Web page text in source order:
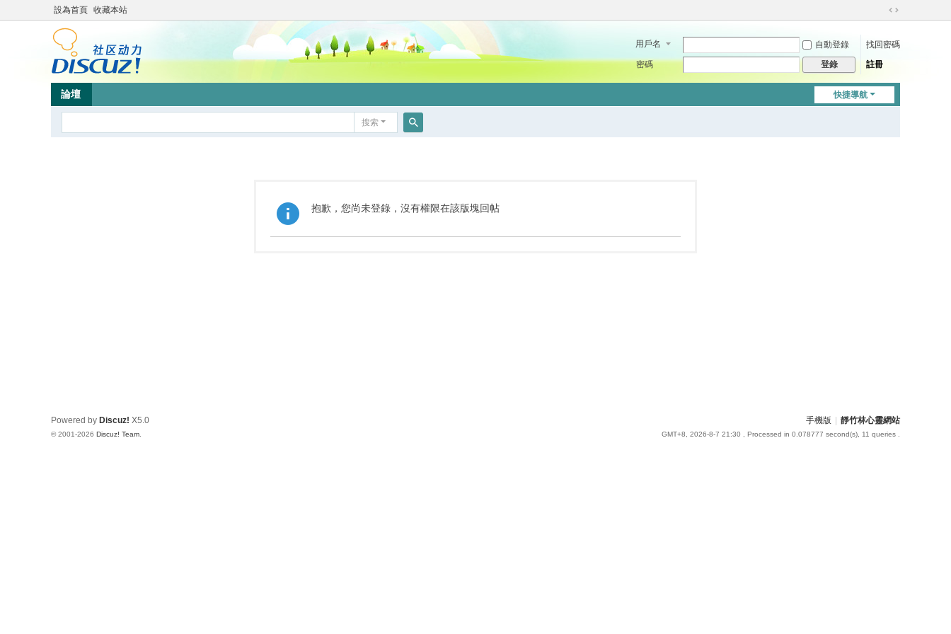
設為首頁 收藏本站
切
到
用戶名 自動登錄
找回密碼
密碼
登錄 註冊
快捷導航
論壇
搜索
抱歉，您尚未登錄，沒有權限在該版塊回帖
手機版 靜竹林心靈網站
GMT+8, 2026-8-7 21:30 , Processed in 0.078777 second(s), 11 queries .
Powered by Discuz! X5.0
© 2001-2026 Discuz! Team